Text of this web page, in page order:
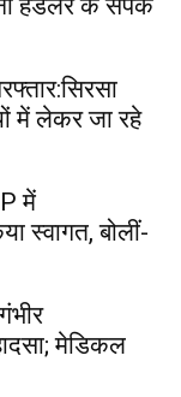
में लेकर जा रहे
में
स्वागत, बोलीं-
मेडिकल